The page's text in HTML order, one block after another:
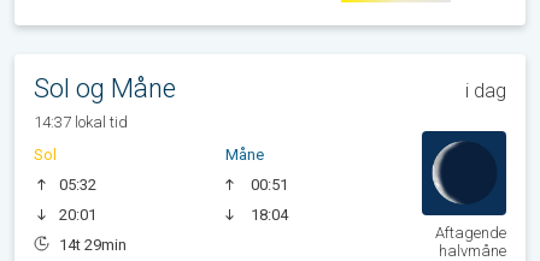
Sol og Måne i dag
14:37 lokal tid
Sol
05:32
20:01
14t 29min
Måne
00:51
18:04
Aftagende
halvmåne